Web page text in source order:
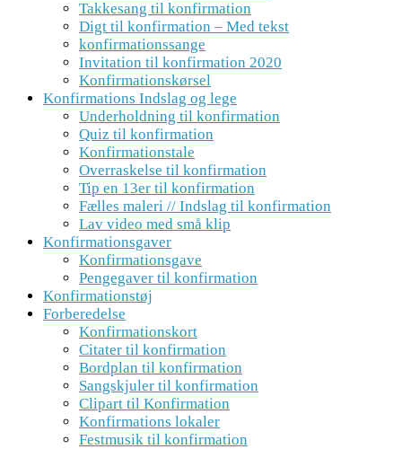
Takkesang til konfirmation
Digt til konfirmation – Med tekst
konfirmationssange
Invitation til konfirmation 2020
Konfirmationskørsel
Konfirmations Indslag og lege
Underholdning til konfirmation
Quiz til konfirmation
Konfirmationstale
Overraskelse til konfirmation
Tip en 13er til konfirmation
Fælles maleri // Indslag til konfirmation
Lav video med små klip
Konfirmationsgaver
Konfirmationsgave
Pengegaver til konfirmation
Konfirmationstøj
Forberedelse
Konfirmationskort
Citater til konfirmation
Bordplan til konfirmation
Sangskjuler til konfirmation
Clipart til Konfirmation
Konfirmations lokaler
Festmusik til konfirmation